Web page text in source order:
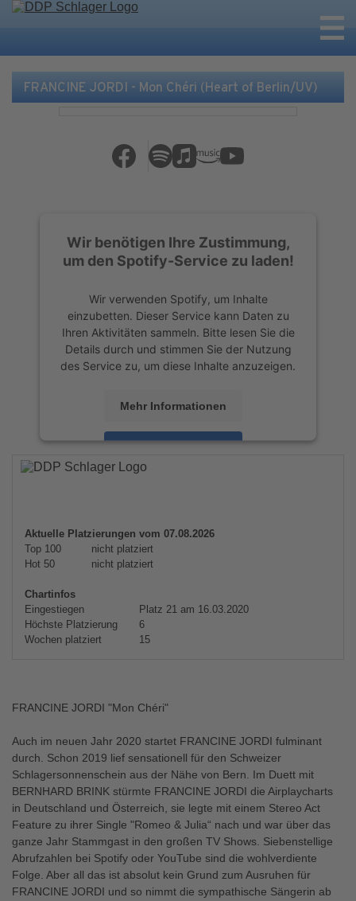
FRANCINE JORDI - Mon Chéri (Heart of Berlin/UV)
Wir benötigen Ihre Zustimmung,
um den Spotify-Service zu laden!
Wir verwenden Spotify, um Inhalte
einzubetten. Dieser Service kann Daten zu
Ihren Aktivitäten sammeln. Bitte lesen Sie die
Details durch und stimmen Sie der Nutzung
des Service zu, um diese Inhalte anzuzeigen.
Mehr Informationen
Akzeptieren
powered by
Aktuelle Platzierungen vom 07.08.2026
Top 100
nicht platziert
Hot 50
nicht platziert
Chartinfos
Eingestiegen
Platz 21 am 16.03.2020
Höchste Platzierung
6
Wochen platziert
15
FRANCINE JORDI "Mon Chéri"
Auch im neuen Jahr 2020 startet FRANCINE JORDI fulminant
durch. Schon 2019 lief sensationell für den Schweizer
Schlagersonnenschein aus der Nähe von Bern. Im Duett mit
BERNHARD BRINK stürmte FRANCINE JORDI die Airplaycharts
in Deutschland und Österreich, sie legte mit einem Stereo Act
Feature zu ihrer Single "Romeo & Julia“ nach und war über das
ganze Jahr Stammgast in den großen TV Shows. Siebenstellige
Abrufzahlen bei Spotify oder YouTube sind die wohlverdiente
Folge. Aber all das ist absolut kein Grund zum Ausruhen für
FRANCINE JORDI und so nimmt die sympathische Sängerin ab